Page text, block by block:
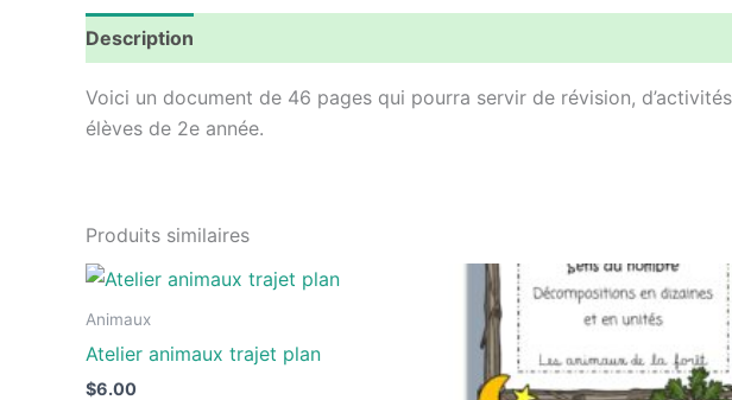
Description
Voici un document de 46 pages qui pourra servir de révision,
élèves de 2e année.
Produits similaires
Animaux
Atelier animaux trajet plan
$6.00